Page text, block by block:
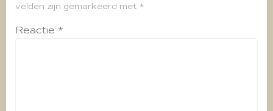
velden zijn gemarkeerd met *
Reactie *